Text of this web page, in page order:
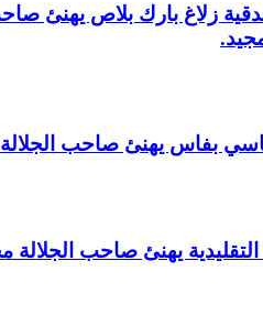
زلاغ بارك بلاص
صاحب الجلالة بمناسبة الذكرى
يهنئ صاحب الجلالة محمد السادس